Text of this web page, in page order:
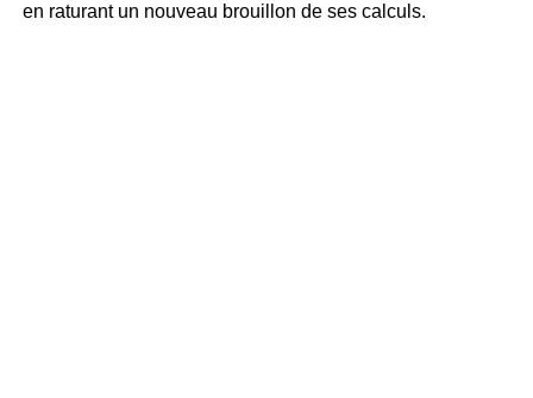
en raturant un nouveau brouillon de ses calculs.